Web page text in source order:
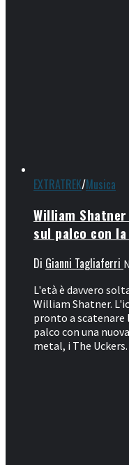
EXTRATREK/Musica
William
sul palco con
Di Gianni Tagliaferri
L'età è davvero
William Shatner.
pronto a scatenare
palco con una
metal, i The